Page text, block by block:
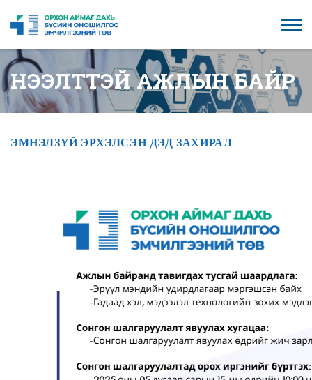
НЭЭЛТТЭЙ АЖЛЫН БАЙР
ЭМНЭЛЗҮЙ ЭРХЭЛСЭН ДЭД ЗАХИРАЛ